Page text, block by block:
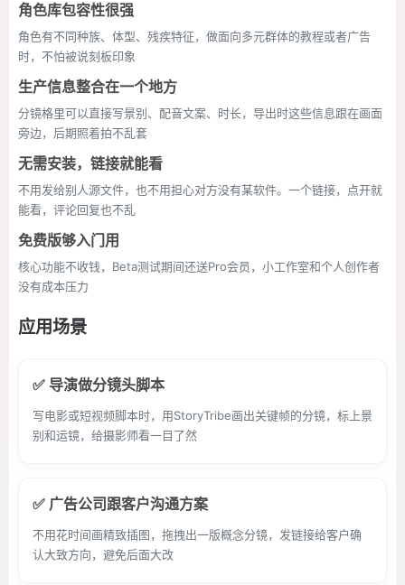
角色库包容性很强
角色有不同种族、体型、残疾特征，做面向多元群体的教程或者广告
时，不怕被说刻板印象
生产信息整合在一个地方
分镜格里可以直接写景别、配音文案、时长，导出时这些信息跟在画面
旁边，后期照着拍不乱套
无需安装，链接就能看
不用发给别人源文件，也不用担心对方没有某软件。一个链接，点开就
能看，评论回复也不乱
免费版够入门用
核心功能不收钱，Beta测试期间还送Pro会员，小工作室和个人创作者
没有成本压力
应用场景
✅ 导演做分镜头脚本
写电影或短视频脚本时，用StoryTribe画出关键帧的分镜，标上景
别和运镜，给摄影师看一目了然
✅ 广告公司跟客户沟通方案
不用花时间画精致插图，拖拽出一版概念分镜，发链接给客户确
认大致方向，避免后面大改